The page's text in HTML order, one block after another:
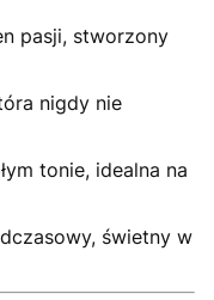
pasji, stworzony
nigdy nie
tonie, idealna na
świetny w